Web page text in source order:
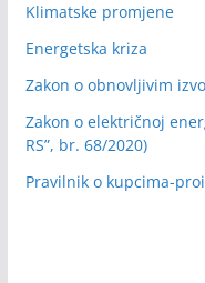
Klimatske promjene
Energetska kriza
Zakon o obnovljivim
Zakon o električnoj
RS”, br. 68/2020)
Pravilnik o kupcima-